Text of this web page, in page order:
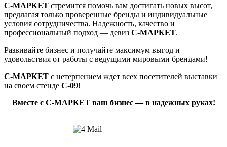
С-МАРКЕТ стремится помочь вам достигать новых высот,
предлагая только проверенные бренды и индивидуальные
условия сотрудничества. Надежность, качество и
профессиональный подход — девиз С-МАРКЕТ.
Развивайте бизнес и получайте максимум выгод и
удовольствия от работы с ведущими мировыми брендами!
С-МАРКЕТ с нетерпением ждет всех посетителей выставки
на своем стенде С-09!
Вместе с С-МАРКЕТ ваш бизнес — в надежных руках!